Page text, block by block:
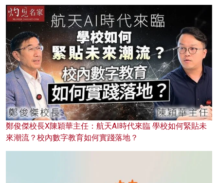
鄭俊傑校長X陳穎華主任：航天AI時代來臨 學校如何緊貼未
來潮流？校內數字教育如何實踐落地？